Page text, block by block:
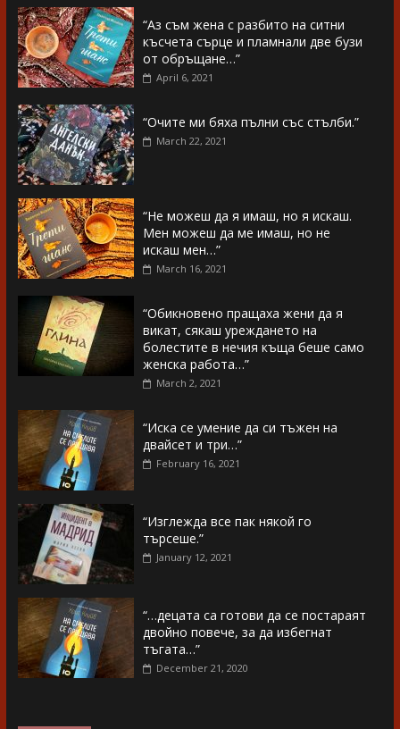
“Аз съм жена с разбито на ситни
късчета сърце и пламнали две бузи
от обръщане…”
April 6, 2021
“Очите ми бяха пълни със стълби.”
March 22, 2021
“Не можеш да я имаш, но я искаш.
Мен можеш да ме имаш, но не
искаш мен…”
March 16, 2021
“Обикновено пращаха жени да я
викат, сякаш уреждането на
болестите в нечия къща беше само
женска работа…”
March 2, 2021
“Иска се умение да си тъжен на
двайсет и три…”
February 16, 2021
“Изглежда все пак някой го
търсеше.”
January 12, 2021
“…децата са готови да се постараят
двойно повече, за да избегнат
тъгата…”
December 21, 2020